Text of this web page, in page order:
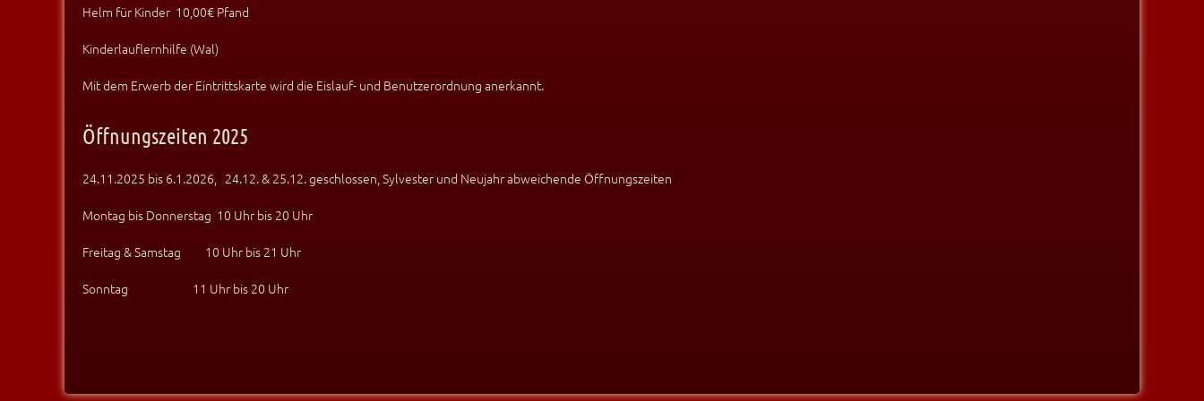
Helm für Kinder 10,00€ Pfand
Kinderlauflernhilfe (Wal)
Mit dem Erwerb der Eintrittskarte wird die Eislauf- und Benutzerordnung anerkannt.
Öffnungszeiten 2025
24.11.2025 bis 6.1.2026, 24.12. & 25.12. geschlossen, Sylvester und Neujahr abweichende Öffnungszeiten
Montag bis Donnerstag 10 Uhr bis 20 Uhr
Freitag & Samstag 10 Uhr bis 21 Uhr
Sonntag 11 Uhr bis 20 Uhr